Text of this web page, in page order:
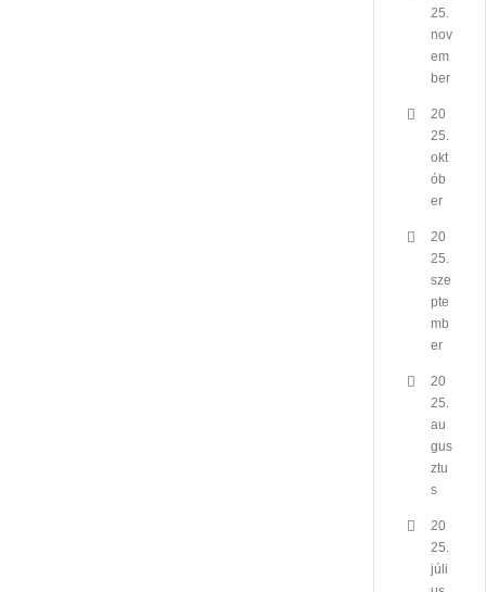
25.
nov
em
ber
20
25.
okt
ób
er
20
25.
sze
pte
mb
er
20
25.
au
gus
ztu
s
20
25.
júli